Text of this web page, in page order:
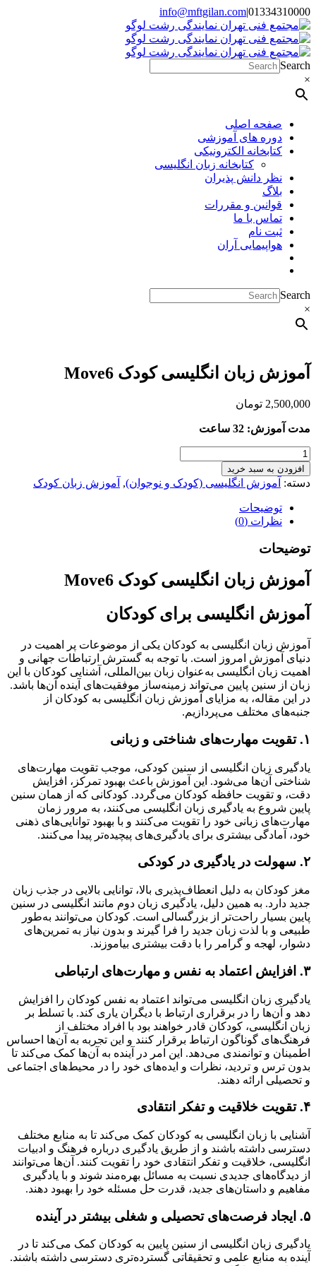
Skip
to
content
01334310000
|
info@mftgilan.com
Instagram
LinkedIn
Search
×
صفحه اصلی
دوره های آموزشی
کتابخانه الکترونیکی
کتابخانه زبان انگلیسی
نظر دانش پذیران
بلاگ
قوانین و مقررات
تماس با ما
ثبت نام
هواپیمایی آران
Search
×
آموزش زبان انگلیسی کودک Move6
2,500,000 تومان
مدت آموزش: 32 ساعت
آموزش
زبان
انگلیسی
Move6
افزودن به سبد خرید
دسته: آموزش انگلیسی (کودک و نوجوان), آموزش زبان کودک
توضیحات
نظرات (0)
توضیحات
آموزش زبان انگلیسی کودک Move6
آموزش انگلیسی برای کودکان
آموزش زبان انگلیسی به کودکان یکی از موضوعات پر اهمیت در
دنیای آموزش امروز است. با توجه به گسترش ارتباطات جهانی و
اهمیت زبان انگلیسی به‌عنوان زبان بین‌المللی، آشنایی کودکان با این
زبان از سنین پایین می‌تواند زمینه‌ساز موفقیت‌های آینده آن‌ها باشد.
در این مقاله، به مزایای آموزش زبان انگلیسی به کودکان از
جنبه‌های مختلف می‌پردازیم.
۱. تقویت مهارت‌های شناختی و زبانی
یادگیری زبان انگلیسی از سنین کودکی، موجب تقویت مهارت‌های
شناختی آن‌ها می‌شود. این آموزش باعث بهبود تمرکز، افزایش
دقت، و تقویت حافظه کودکان می‌گردد. کودکانی که از همان سنین
پایین شروع به یادگیری زبان انگلیسی می‌کنند، به مرور زمان
مهارت‌های زبانی خود را تقویت می‌کنند و با بهبود توانایی‌های ذهنی
خود، آمادگی بیشتری برای یادگیری‌های پیچیده‌تر پیدا می‌کنند.
۲. سهولت در یادگیری در کودکی
مغز کودکان به دلیل انعطاف‌پذیری بالا، توانایی بالایی در جذب زبان
جدید دارد. به همین دلیل، یادگیری زبان دوم مانند انگلیسی در سنین
پایین بسیار راحت‌تر از بزرگسالی است. کودکان می‌توانند به‌طور
طبیعی و با لذت زبان جدید را فرا گیرند و بدون نیاز به تمرین‌های
دشوار، لهجه و گرامر را با دقت بیشتری بیاموزند.
۳. افزایش اعتماد به نفس و مهارت‌های ارتباطی
یادگیری زبان انگلیسی می‌تواند اعتماد به نفس کودکان را افزایش
دهد و آن‌ها را در برقراری ارتباط با دیگران یاری کند. با تسلط بر
زبان انگلیسی، کودکان قادر خواهند بود با افراد مختلف از
فرهنگ‌های گوناگون ارتباط برقرار کنند و این تجربه به آن‌ها احساس
اطمینان و توانمندی می‌دهد. این امر در آینده به آن‌ها کمک می‌کند تا
بدون ترس و تردید، نظرات و ایده‌های خود را در محیط‌های اجتماعی
و تحصیلی ارائه دهند.
۴. تقویت خلاقیت و تفکر انتقادی
آشنایی با زبان انگلیسی به کودکان کمک می‌کند تا به منابع مختلف
دسترسی داشته باشند و از طریق یادگیری درباره فرهنگ و ادبیات
انگلیسی، خلاقیت و تفکر انتقادی خود را تقویت کنند. آن‌ها می‌توانند
از دیدگاه‌های جدیدی نسبت به مسائل بهره‌مند شوند و با یادگیری
مفاهیم و داستان‌های جدید، قدرت حل مسئله خود را بهبود دهند.
۵. ایجاد فرصت‌های تحصیلی و شغلی بیشتر در آینده
یادگیری زبان انگلیسی از سنین پایین به کودکان کمک می‌کند تا در
آینده به منابع علمی و تحقیقاتی گسترده‌تری دسترسی داشته باشند.